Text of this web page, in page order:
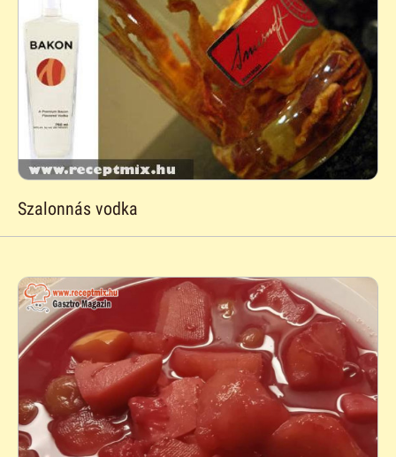
Szalonnás vodka